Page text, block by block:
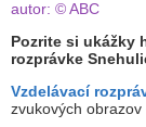
autor: © ABC
Pozrite si ukážky
rozprávke
Vzdelávací
zvukových